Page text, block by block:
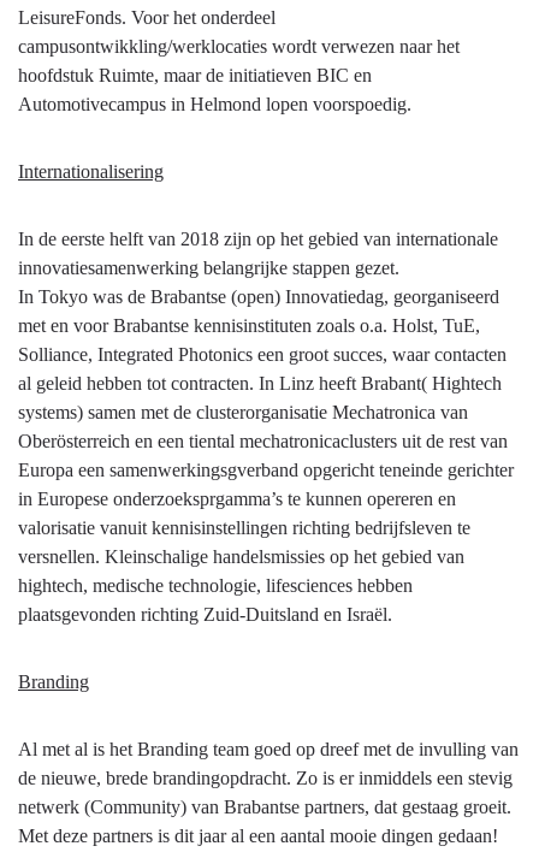
LeisureFonds. Voor het onderdeel
campusontwikkling/werklocaties wordt verwezen naar het
hoofdstuk Ruimte, maar de initiatieven BIC en
Automotivecampus in Helmond lopen voorspoedig.
Internationalisering
In de eerste helft van 2018 zijn op het gebied van internationale
innovatiesamenwerking belangrijke stappen gezet.
In Tokyo was de Brabantse (open) Innovatiedag, georganiseerd
met en voor Brabantse kennisinstituten zoals o.a. Holst, TuE,
Solliance, Integrated Photonics een groot succes, waar contacten
al geleid hebben tot contracten. In Linz heeft Brabant( Hightech
systems) samen met de clusterorganisatie Mechatronica van
Oberösterreich en een tiental mechatronicaclusters uit de rest van
Europa een samenwerkingsgverband opgericht teneinde gerichter
in Europese onderzoeksprgamma’s te kunnen opereren en
valorisatie vanuit kennisinstellingen richting bedrijfsleven te
versnellen. Kleinschalige handelsmissies op het gebied van
hightech, medische technologie, lifesciences hebben
plaatsgevonden richting Zuid-Duitsland en Israël.
Branding
Al met al is het Branding team goed op dreef met de invulling van
de nieuwe, brede brandingopdracht. Zo is er inmiddels een stevig
netwerk (Community) van Brabantse partners, dat gestaag groeit.
Met deze partners is dit jaar al een aantal mooie dingen gedaan!